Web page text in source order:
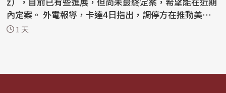
內定案。 外電報導，卡達4日指出，調停方在推動美伊
結束戰爭...
1 天